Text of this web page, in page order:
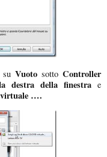
Vuoto sotto Controller
destra della finestra e
virtuale ….